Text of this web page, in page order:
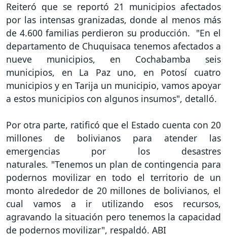
Reiteró que se reportó 21 municipios afectados
por las intensas granizadas, donde al menos más
de 4.600 familias perdieron su producción. "En el
departamento de Chuquisaca tenemos afectados a
nueve municipios, en Cochabamba seis
municipios, en La Paz uno, en Potosí cuatro
municipios y en Tarija un municipio, vamos apoyar
a estos municipios con algunos insumos", detalló.
Por otra parte, ratificó que el Estado cuenta con 20
millones de bolivianos para atender las
emergencias por los desastres
naturales. "Tenemos un plan de contingencia para
podernos movilizar en todo el territorio de un
monto alrededor de 20 millones de bolivianos, el
cual vamos a ir utilizando esos recursos,
agravando la situación pero tenemos la capacidad
de podernos movilizar", respaldó. ABI